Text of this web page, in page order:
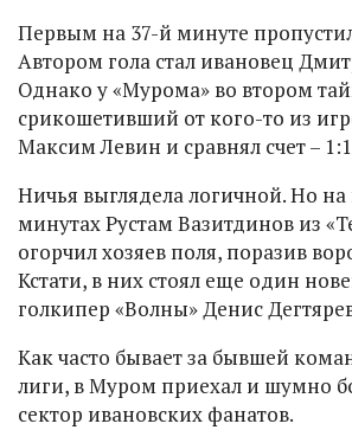
Первым на 37-й минуте
Автором гола стал ивановец
Однако у «Мурома» во втором
срикошетивший от кого-то из
Максим Левин и сравнял счет –
Ничья выглядела логичной. Но
минутах Рустам Вазитдинов из
огорчил хозяев поля, поразив
Кстати, в них стоял еще один
голкипер «Волны» Денис
Как часто бывает за бывшей
лиги, в Муром приехал и шумно
сектор ивановских фанатов.